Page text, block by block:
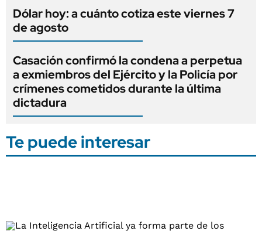
Dólar hoy: a cuánto cotiza este viernes 7
de agosto
Casación confirmó la condena a perpetua
a exmiembros del Ejército y la Policía por
crímenes cometidos durante la última
dictadura
Te puede interesar